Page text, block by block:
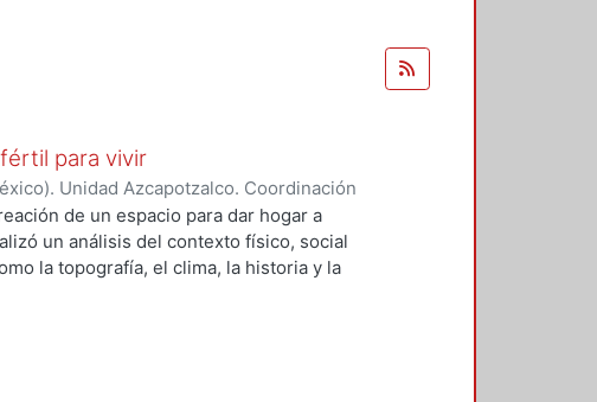
para vivir
Unidad Azcapotzalco. Coordinación
)Campa Cruz, Claudia Alondra;Arce
Marisol
de un espacio para dar hogar a
un análisis del contexto físico, social
la topografía, el clima, la historia y la